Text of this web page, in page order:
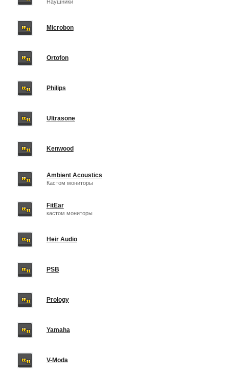
Наушники
Microbon
Ortofon
Philips
Ultrasone
Kenwood
Ambient Acoustics
Кастом мониторы
FitEar
кастом мониторы
Heir Audio
PSB
Prology
Yamaha
V-Moda